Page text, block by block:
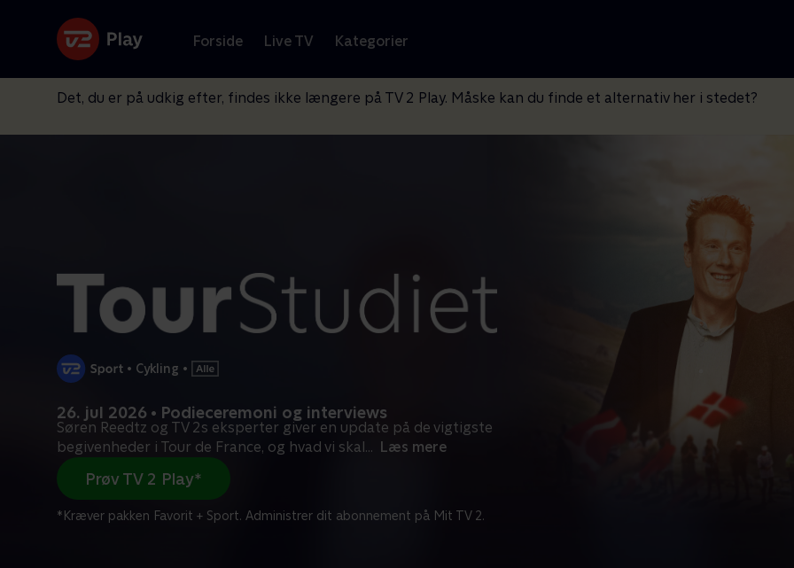
Forside Live TV Kategorier
Det, du er på udkig efter, findes ikke længere på TV 2 Play. Måske kan du finde et alternativ her i stedet?
• Cykling •
26. jul 2026 • Podieceremoni og interviews
Søren Reedtz og TV 2s eksperter giver en update på de vigtigste
begivenheder i Tour de France, og hvad vi skal... Læs mere
Prøv TV 2 Play*
*Kræver pakken Favorit + Sport. Administrer dit abonnement på Mit TV 2.